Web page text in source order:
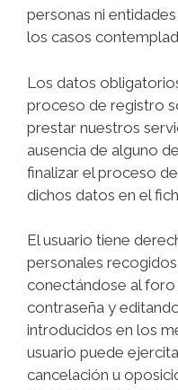
personas ni
los casos
Los datos
proceso de registro
prestar nuestros
ausencia de alguno
finalizar el proceso
dichos datos en el
El usuario tiene
personales
conectándose al foro
contraseña y
introducidos en los
usuario puede
cancelación u